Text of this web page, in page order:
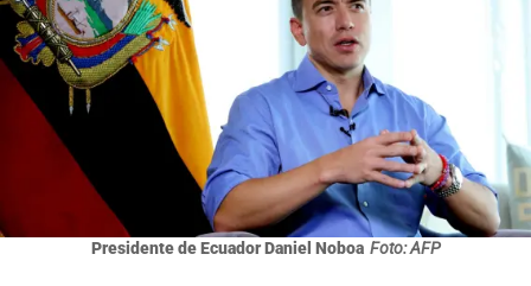
Presidente de Ecuador Daniel Noboa Foto: AFP